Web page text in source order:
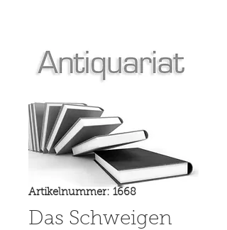
Artikelnummer: 1668
Das Schweigen